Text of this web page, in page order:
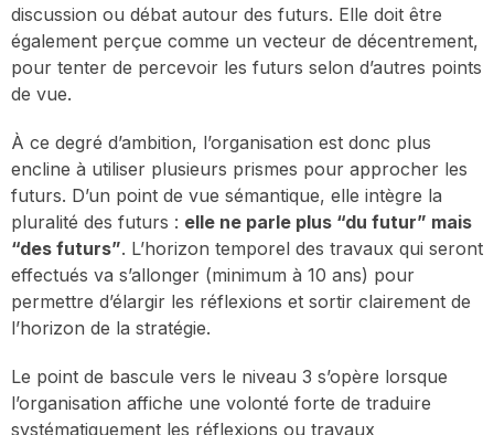
discussion ou débat autour des futurs. Elle doit être
également perçue comme un vecteur de décentrement,
pour tenter de percevoir les futurs selon d’autres points
de vue.
À ce degré d’ambition, l’organisation est donc plus
encline à utiliser plusieurs prismes pour approcher les
futurs. D’un point de vue sémantique, elle intègre la
pluralité des futurs : elle ne parle plus “du futur” mais
“des futurs”. L’horizon temporel des travaux qui seront
effectués va s’allonger (minimum à 10 ans) pour
permettre d’élargir les réflexions et sortir clairement de
l’horizon de la stratégie.
Le point de bascule vers le niveau 3 s’opère lorsque
l’organisation affiche une volonté forte de traduire
systématiquement les réflexions ou travaux